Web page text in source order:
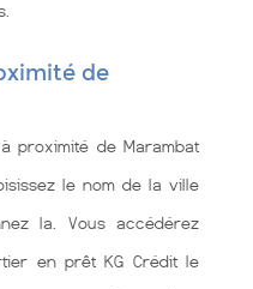
de
proximité de Marambat
le nom de la ville
la. Vous accédérez
en prêt KG Crédit le